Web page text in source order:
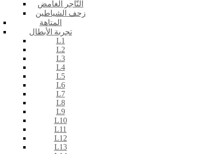
التّاجر الغامض
زحف الشياطين
المتاهة
تجربة الأبطال
L1
L2
L3
L4
L5
L6
L7
L8
L9
L10
L11
L12
L13